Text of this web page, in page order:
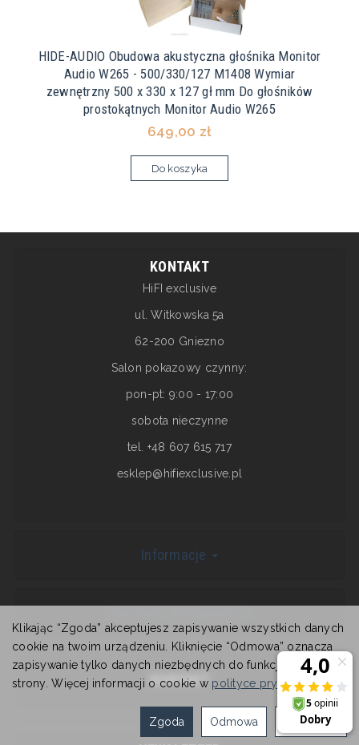
HIDE-AUDIO Obudowa akustyczna głośnika Monitor
Audio W265 - 500/330/127 M1408 Wymiar
zewnętrzny 500 x 330 x 127 gł mm Do głośników
prostokątnych Monitor Audio W265
649,00 zł
Do koszyka
KONTAKT
HiFI exclusive
ul. Witkowska 5a
62-200 Gniezno
Salon pokazowy czynny:
pon-pt: 9:00 - 17:00
sobota nieczynne
tel. +48 607 615 717
esklep@hifiexclusive.pl
Informacje
KONTAKT
Klikając “Zgoda” akceptujesz zapisywanie wszystkich danych
cookie na twoim urządzeniu. Kliknięcie “Odmowa” oznacza
zapisywanie tylko danych niezbędnych do funkcjonowania
strony. Więcej informacji o cookie w polityce prywatności.
Ustawienia
Odmowa
Zgoda